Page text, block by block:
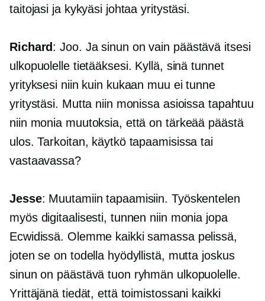
taitojasi ja kykyäsi johtaa yritystäsi.
Richard: Joo. Ja sinun on vain päästävä itsesi
ulkopuolelle tietääksesi. Kyllä, sinä tunnet
yrityksesi niin kuin kukaan muu ei tunne
yritystäsi. Mutta niin monissa asioissa tapahtuu
niin monia muutoksia, että on tärkeää päästä
ulos. Tarkoitan, käytkö tapaamisissa tai
vastaavassa?
Jesse: Muutamiin tapaamisiin. Työskentelen
myös digitaalisesti, tunnen niin monia jopa
Ecwidissä. Olemme kaikki samassa pelissä,
joten se on todella hyödyllistä, mutta joskus
sinun on päästävä tuon ryhmän ulkopuolelle.
Yrittäjänä tiedät, että toimistossani kaikki